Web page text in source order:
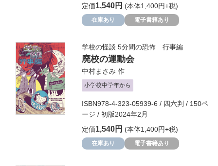
定価1,540円 (本体1,400円+税)
在庫あり 電子書籍あり
学校の怪談 5分間の恐怖 行事編
廃校の運動会
中村まさみ 作
小学校中学年から
ISBN978-4-323-05939-6 / 四六判 / 150ペ
ージ / 初版2024年2月
定価1,540円 (本体1,400円+税)
在庫あり 電子書籍あり